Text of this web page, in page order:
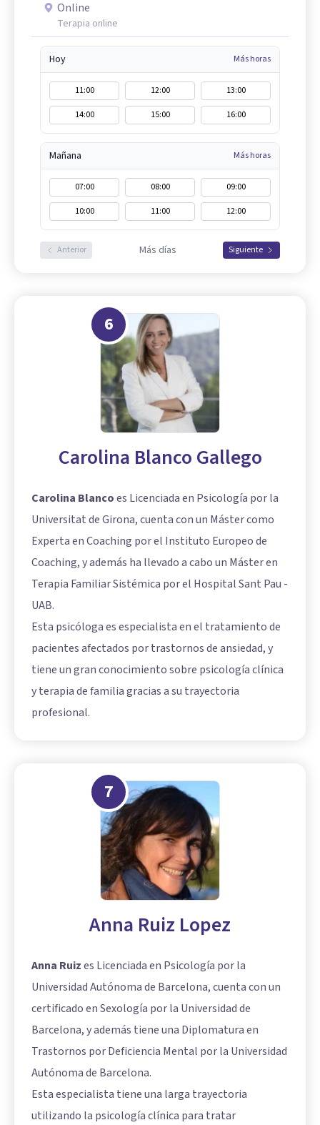
Online
Terapia online
Hoy Más horas
11:00 12:00
13:00
14:00
15:00 16:00
Mañana Más horas
07:00 08:00
09:00
10:00
11:00 12:00
Anterior Más días Siguiente
6
Carolina Blanco Gallego
Carolina Blancoes Licenciada en Psicología por la
Universitat de Girona, cuenta con un Máster como
Experta en Coaching por el Instituto Europeo de
Coaching, y además ha llevado a cabo un Máster en
Terapia Familiar Sistémica por el Hospital Sant Pau -
UAB.
Esta psicóloga es especialista en el tratamiento de
pacientes afectados por trastornos de ansiedad, y
tiene un gran conocimiento sobre psicología clínica
y terapia de familia gracias a su trayectoria
profesional.
7
Anna Ruiz Lopez
Anna Ruizes Licenciada en Psicología por la
Universidad Autónoma de Barcelona, cuenta con un
certificado en Sexología por la Universidad de
Barcelona, y además tiene una Diplomatura en
Trastornos por Deficiencia Mental por la Universidad
Autónoma de Barcelona.
Esta especialista tiene una larga trayectoria
utilizando la psicología clínica para tratar